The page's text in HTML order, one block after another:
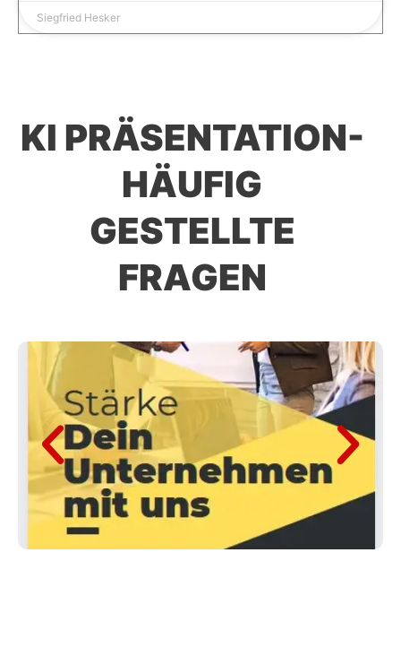
Siegfried Hesker
KI PRÄSENTATION-
HÄUFIG
GESTELLTE
FRAGEN